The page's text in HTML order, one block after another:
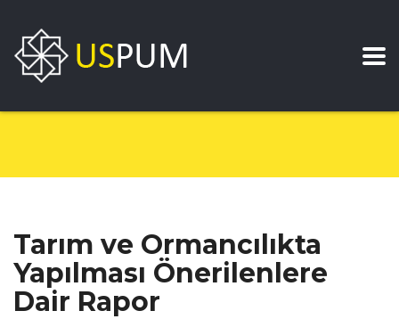
Tarım ve Ormancılıkta
Yapılması Önerilenlere
Dair Rapor